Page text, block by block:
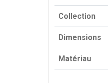
Collection
Dimensions
Matériau